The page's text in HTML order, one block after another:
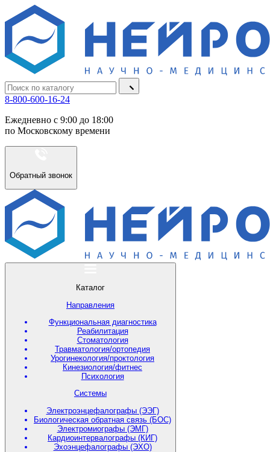
8-800-600-16-24
Ежедневно с 9:00 до 18:00
по Московскому времени
Обратный звонок
Каталог
Направления
Функциональная диагностика
Реабилитация
Стоматология
Травматология/ортопедия
Урогинекология/проктология
Кинезиология/фитнес
Психология
Системы
Электроэнцефалографы (ЭЭГ)
Биологическая обратная связь (БОС)
Электромиографы (ЭМГ)
Кардиоинтервалографы (КИГ)
Эхоэнцефалографы (ЭХО)